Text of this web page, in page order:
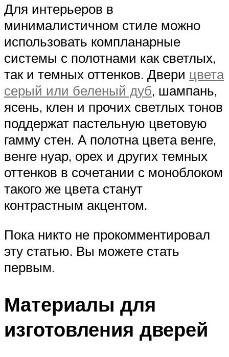
Для интерьеров в
минималистичном стиле можно
использовать компланарные
системы с полотнами как светлых,
так и темных оттенков. Двери цвета
серый или беленый дуб, шампань,
ясень, клен и прочих светлых тонов
поддержат пастельную цветовую
гамму стен. А полотна цвета венге,
венге нуар, орех и других темных
оттенков в сочетании с моноблоком
такого же цвета станут
контрастным акцентом.
Пока никто не прокомментировал
эту статью. Вы можете стать
первым.
Материалы для
изготовления дверей